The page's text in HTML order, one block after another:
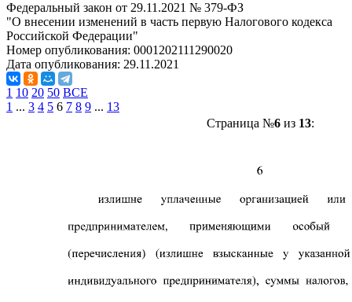
Федеральный закон от 29.11.2021 № 379-ФЗ
"О внесении изменений в часть первую Налогового кодекса
Российской Федерации"
Номер опубликования: 0001202111290020
Дата опубликования: 29.11.2021
1 10 20 50 ВСЕ
1 ... 3 4 5 6 7 8 9 ... 13
Страница №6из 13: